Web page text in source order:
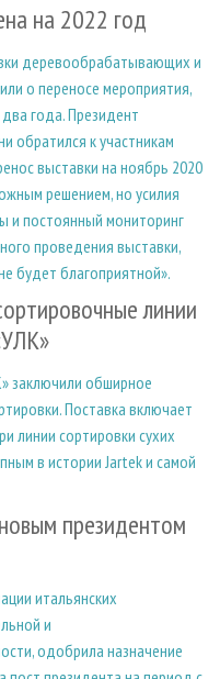
на 2022 год
деревообрабатывающих и
о переносе мероприятия,
года. Президент
обратился к участникам
выставки на ноябрь 2020
решением, но усилия
и постоянный мониторинг
проведения выставки,
будет благоприятной».
линии
заключили обширное
Поставка включает
линии сортировки сухих
в истории Jartek и самой
президентом
итальянских
и
одобрила назначение